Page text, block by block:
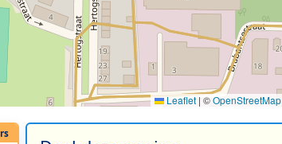
Leaflet | ©OpenStreetMap